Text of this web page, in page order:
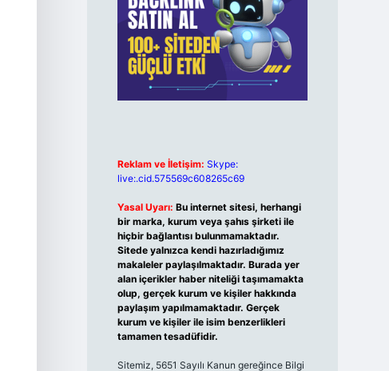
Reklam ve İletişim: Skype:
live:.cid.575569c608265c69
Yasal Uyarı: Bu internet sitesi, herhangi
bir marka, kurum veya şahıs şirketi ile
hiçbir bağlantısı bulunmamaktadır.
Sitede yalnızca kendi hazırladığımız
makaleler paylaşılmaktadır. Burada yer
alan içerikler haber niteliği taşımamakta
olup, gerçek kurum ve kişiler hakkında
paylaşım yapılmamaktadır. Gerçek
kurum ve kişiler ile isim benzerlikleri
tamamen tesadüfidir.
Sitemiz, 5651 Sayılı Kanun gereğince Bilgi